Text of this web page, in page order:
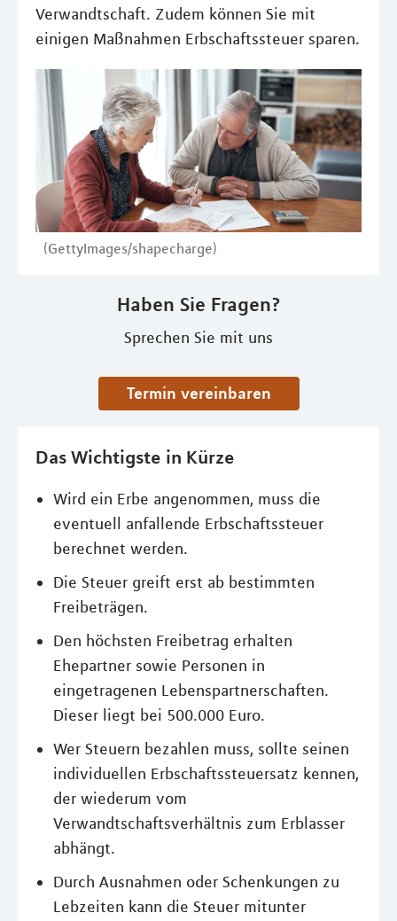
Verwandtschaft. Zudem können Sie mit
einigen Maßnahmen Erbschaftssteuer sparen.
(GettyImages/shapecharge)
Haben Sie Fragen?
Sprechen Sie mit uns
Termin vereinbaren
Das Wichtigste in Kürze
Wird ein Erbe angenommen, muss die
eventuell anfallende Erbschaftssteuer
berechnet werden.
Die Steuer greift erst ab bestimmten
Freibeträgen.
Den höchsten Freibetrag erhalten
Ehepartner sowie Personen in
eingetragenen Lebenspartnerschaften.
Dieser liegt bei 500.000 Euro.
Wer Steuern bezahlen muss, sollte seinen
individuellen Erbschaftssteuersatz kennen,
der wiederum vom
Verwandtschaftsverhältnis zum Erblasser
abhängt.
Durch Ausnahmen oder Schenkungen zu
Lebzeiten kann die Steuer mitunter